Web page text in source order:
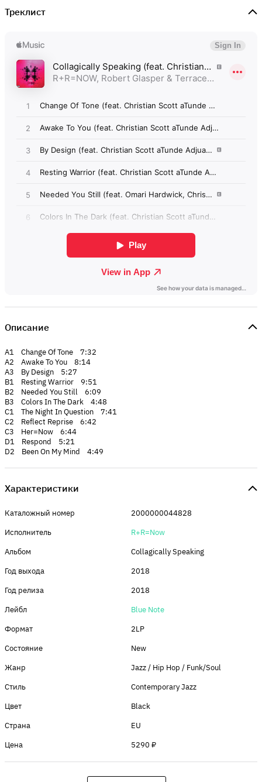
Треклист
Описание
A1 Change Of Tone 7:32
A2 Awake To You 8:14
A3 By Design 5:27
B1 Resting Warrior 9:51
B2 Needed You Still 6:09
B3 Colors In The Dark 4:48
C1 The Night In Question 7:41
C2 Reflect Reprise 6:42
C3 Her=Now 6:44
D1 Respond 5:21
D2 Been On My Mind 4:49
Характеристики
Каталожный номер
2000000044828
Исполнитель
R+R=Now
Альбом
Collagically Speaking
Год выхода
2018
Год релиза
2018
Лейбл
Blue Note
Формат
2LP
Состояние
New
Жанр
Jazz / Hip Hop / Funk/Soul
Стиль
Contemporary Jazz
Цвет
Black
Страна
EU
Цена
5290 ₽